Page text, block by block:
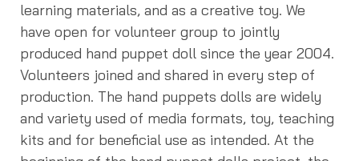
learning materials, and as a creative toy. We
have open for volunteer group to jointly
produced hand puppet doll since the year 2004.
Volunteers joined and shared in every step of
production. The hand puppets dolls are widely
and variety used of media formats, toy, teaching
kits and for beneficial use as intended. At the